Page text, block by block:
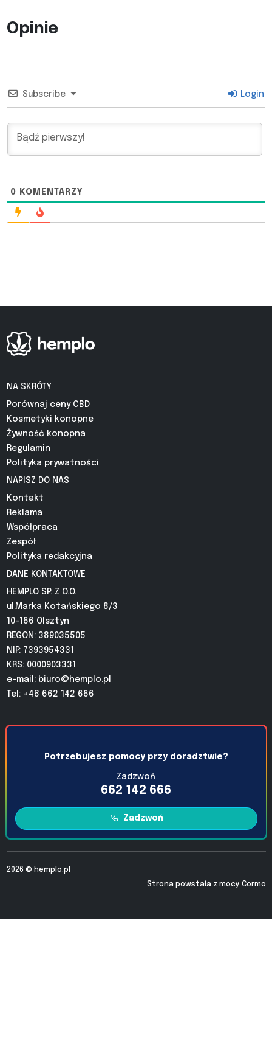
Opinie
Subscribe Login
0 KOMENTARZY
NA SKRÓTY
Porównaj ceny CBD
Kosmetyki konopne
Żywność konopna
Regulamin
Polityka prywatności
NAPISZ DO NAS
Kontakt
Reklama
Współpraca
Zespół
Polityka redakcyjna
DANE KONTAKTOWE
HEMPLO SP. Z O.O.
ul.Marka Kotańskiego 8/3
10-166 Olsztyn
REGON: 389035505
NIP: 7393954331
KRS: 0000903331
e-mail: biuro@hemplo.pl
Tel: +48 662 142 666
Potrzebujesz pomocy przy doradztwie?
Zadzwoń
662 142 666
Zadzwoń
2026 © hemplo.pl
Strona powstała z mocy Cormo